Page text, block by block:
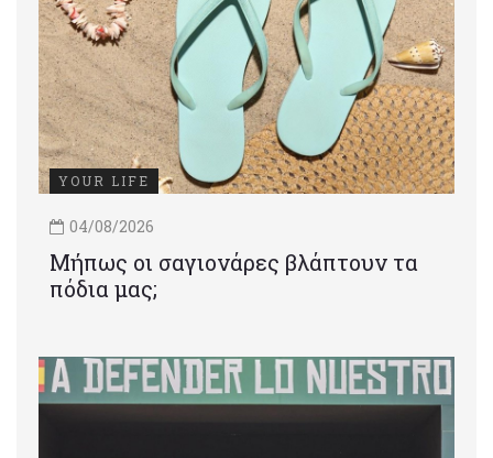
YOUR LIFE
04/08/2026
Μήπως οι σαγιονάρες βλάπτουν τα
πόδια μας;